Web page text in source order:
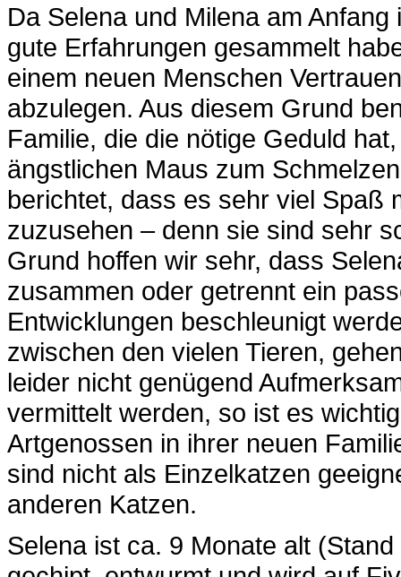
Da Selena und Milena am
gute Erfahrungen gesammelt
einem neuen Menschen
abzulegen. Aus diesem Grund
Familie, die die nötige Geduld
ängstlichen Maus zum
berichtet, dass es sehr viel Spaß
zuzusehen – denn sie sind sehr
Grund hoffen wir sehr, dass
zusammen oder getrennt ein
Entwicklungen beschleunigt
zwischen den vielen Tieren,
leider nicht genügend
vermittelt werden, so ist es
Artgenossen in ihrer neuen
sind nicht als Einzelkatzen
anderen Katzen.
Selena ist ca. 9 Monate alt